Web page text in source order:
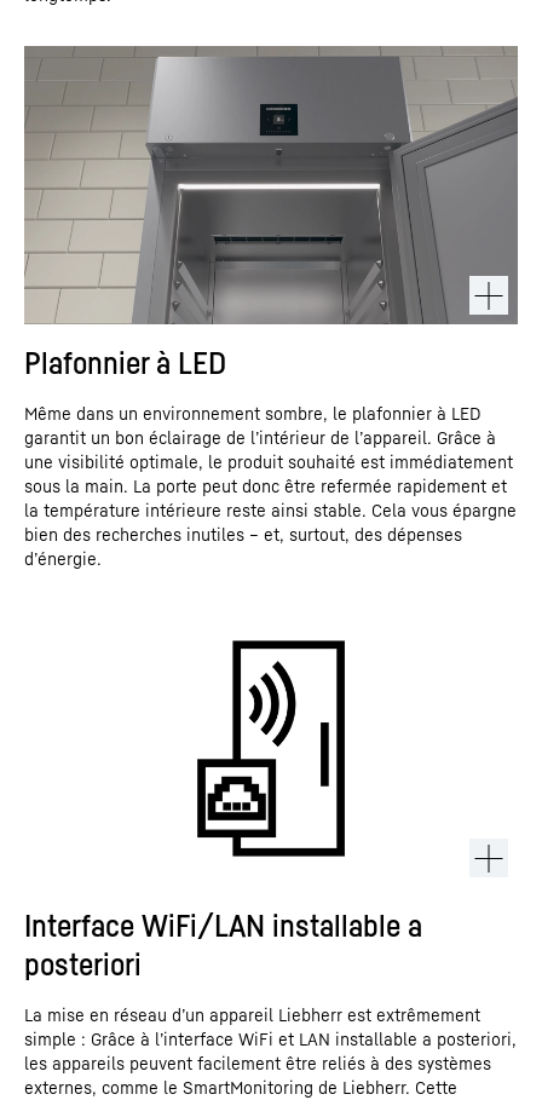
Plafonnier à LED
Même dans un environnement sombre, le plafonnier à LED
garantit un bon éclairage de l’intérieur de l’appareil. Grâce à
une visibilité optimale, le produit souhaité est immédiatement
sous la main. La porte peut donc être refermée rapidement et
la température intérieure reste ainsi stable. Cela vous épargne
bien des recherches inutiles – et, surtout, des dépenses
d’énergie.
Interface WiFi/LAN installable a
posteriori
La mise en réseau d’un appareil Liebherr est extrêmement
simple : Grâce à l’interface WiFi et LAN installable a posteriori,
les appareils peuvent facilement être reliés à des systèmes
externes, comme le SmartMonitoring de Liebherr. Cette